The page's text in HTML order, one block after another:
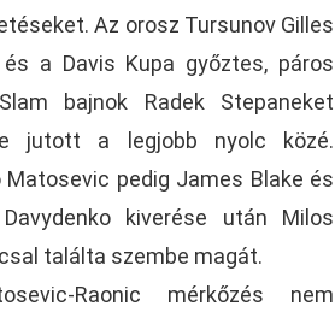
Az orosz Tursunov Gilles
a Davis Kupa győztes, páros
bajnok Radek Stepaneket
jutott a legjobb nyolc közé.
Matosevic pedig James Blake és
kiverése után Milos
találta szembe magát.
Raonic mérkőzés nem